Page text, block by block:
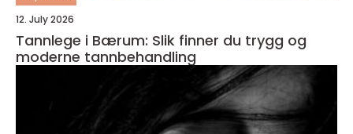
12. July 2026
Tannlege i Bærum: Slik finner du trygg og
moderne tannbehandling